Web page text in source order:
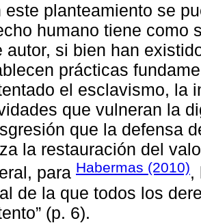
este planteamiento se
humano tiene como
autor, si bien han
prácticas
el esclavismo, la
que vulneran la
que la defensa
la restauración del
para Habermas (2010),
de la que todos los
(p. 6).